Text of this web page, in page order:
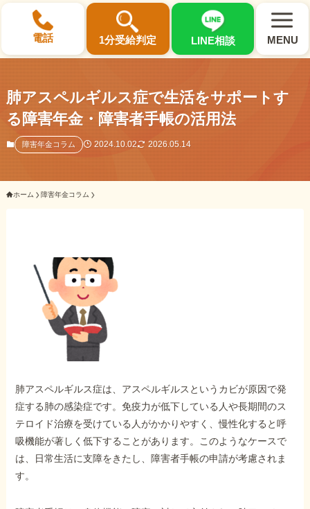
電話 1分受給判定 LINE相談 MENU
×
選ばれる3つの理由
初回相談料0円・受給後報酬型
サポート料金について
ご相談事例をみる
外出困難でもOK
非対面で申請できる
ホーム
障害年金の基礎知識
肺アスペルギルス症で生活をサポートす
る障害年金・障害者手帳の活用法
障害年金コラム 2024.10.02 2026.05.14
ホーム 障害年金コラム
肺アスペルギルス症は、アスペルギルスというカビが原因で発
症する肺の感染症です。免疫力が低下している人や長期間のス
テロイド治療を受けている人がかかりやすく、慢性化すると呼
吸機能が著しく低下することがあります。このようなケースで
は、日常生活に支障をきたし、障害者手帳の申請が考慮されま
す。